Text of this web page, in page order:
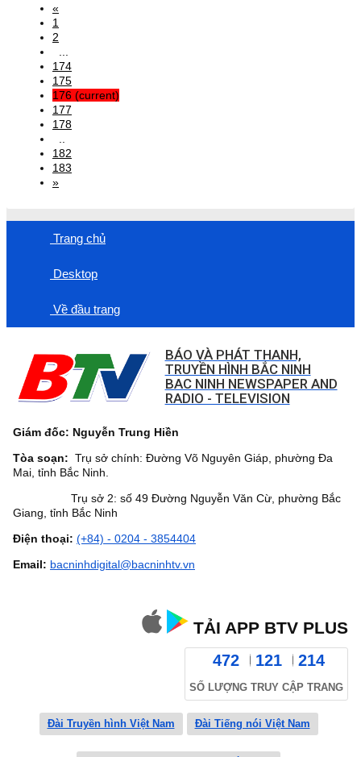
«
1
2
174
175
176 (current)
177
178
182
183
»
Trang chủ
Desktop
Về đầu trang
BÁO VÀ PHÁT THANH,
TRUYỀN HÌNH BẮC NINH
BAC NINH NEWSPAPER AND
RADIO - TELEVISION
Giám đốc: Nguyễn Trung Hiền
Tòa soạn: Trụ sở chính: Đường Võ Nguyên Giáp, phường Đa
Mai, tỉnh Bắc Ninh.
Trụ sở 2: số 49 Đường Nguyễn Văn Cừ, phường Bắc
Giang, tỉnh Bắc Ninh
Điện thoại: (+84) - 0204 - 3854404
Email: bacninhdigital@bacninhtv.vn
TẢI APP BTV PLUS
472 121 214
SỐ LƯỢNG TRUY CẬP TRANG
Đài Truyền hình Việt Nam Đài Tiếng nói Việt Nam